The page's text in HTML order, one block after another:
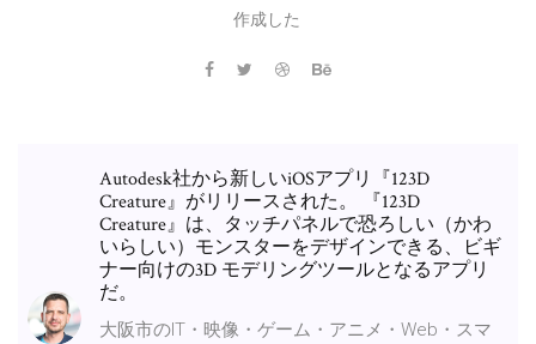
作成した
Autodesk社から新しいiOSアプリ『123D
Creature』がリリースされた。 『123D
Creature』は、タッチパネルで恐ろしい（かわ
いらしい）モンスターをデザインできる、ビギ
ナー向けの3D モデリングツールとなるアプリ
だ。
大阪市のIT・映像・ゲーム・アニメ・Web・スマ